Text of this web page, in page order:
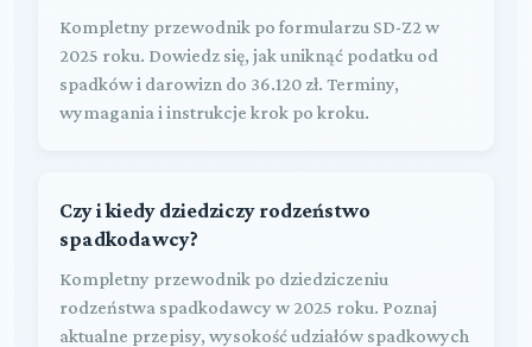
Kompletny przewodnik po formularzu SD-Z2 w
2025 roku. Dowiedz się, jak uniknąć podatku od
spadków i darowizn do 36.120 zł. Terminy,
wymagania i instrukcje krok po kroku.
Czy i kiedy dziedziczy rodzeństwo
spadkodawcy?
Kompletny przewodnik po dziedziczeniu
rodzeństwa spadkodawcy w 2025 roku. Poznaj
aktualne przepisy, wysokość udziałów spadkowych